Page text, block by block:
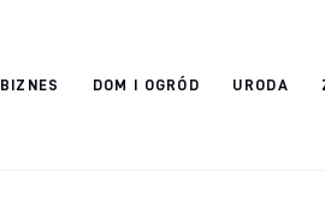
BIZNES DOM I OGRÓD URODA